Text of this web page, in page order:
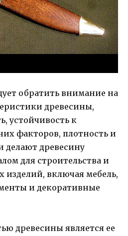
обратить внимание на
древесины,
устойчивость к
факторов, плотность и
делают древесину
для строительства и
изделий, включая мебель,
и декоративные
древесины является ее